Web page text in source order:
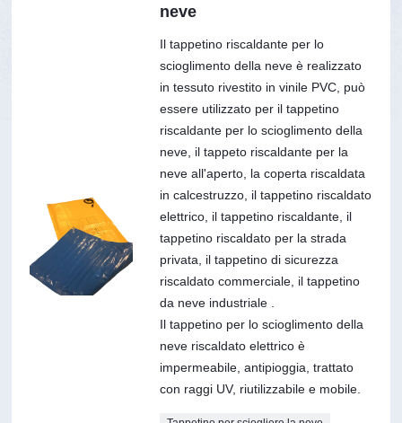
neve
Il tappetino riscaldante per lo
scioglimento della neve è realizzato
in tessuto rivestito in vinile PVC, può
essere utilizzato per il tappetino
riscaldante per lo scioglimento della
neve, il tappeto riscaldante per la
neve all'aperto, la coperta riscaldata
in calcestruzzo, il tappetino riscaldato
elettrico, il tappetino riscaldante, il
tappetino riscaldato per la strada
privata, il tappetino di sicurezza
riscaldato commerciale, il tappetino
da neve industriale .
Il tappetino per lo scioglimento della
neve riscaldato elettrico è
impermeabile, antipioggia, trattato
con raggi UV, riutilizzabile e mobile.